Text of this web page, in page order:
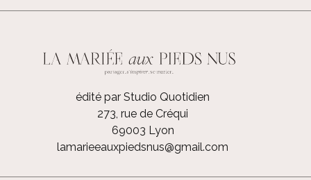
édité par Studio Quotidien
273, rue de Créqui
69003 Lyon
lamarieeauxpiedsnus@gmail.com